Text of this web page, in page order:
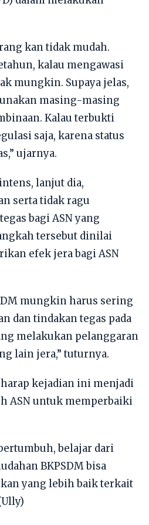
kan tidak mudah.
kalau mengawasi
mungkin. Supaya jelas,
masing-masing
Kalau terbukti
saja, karena status
ujarnya.
lanjut dia,
serta tidak ragu
bagi ASN yang
tersebut dinilai
efek jera bagi ASN
mungkin harus sering
dan tindakan tegas pada
melakukan pelanggaran
lain jera,” tuturnya.
kejadian ini menjadi
ASN untuk memperbaiki
belajar dari
BKPSDM bisa
yang lebih baik terkait